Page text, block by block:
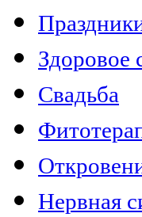
Здоровое
Свадьба
Нервная